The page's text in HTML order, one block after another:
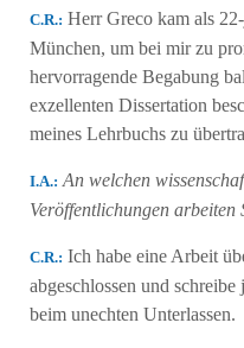
C.R.: Herr Greco kam als
München, um bei mir zu
hervorragende Begabung
exzellenten Dissertation
meines Lehrbuchs zu
Ι.Α.: An welchen
Veröffentlichungen arbeiten
C.R.: Ich habe eine Arbeit
abgeschlossen und
beim unechten Unterlassen.